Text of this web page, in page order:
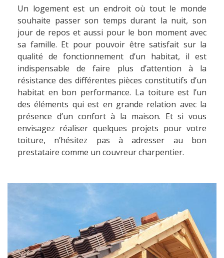
Un logement est un endroit où tout le monde
souhaite passer son temps durant la nuit, son
jour de repos et aussi pour le bon moment avec
sa famille. Et pour pouvoir être satisfait sur la
qualité de fonctionnement d’un habitat, il est
indispensable de faire plus d’attention à la
résistance des différentes pièces constitutifs d’un
habitat en bon performance. La toiture est l’un
des éléments qui est en grande relation avec la
présence d’un confort à la maison. Et si vous
envisagez réaliser quelques projets pour votre
toiture, n’hésitez pas à adresser au bon
prestataire comme un couvreur charpentier.